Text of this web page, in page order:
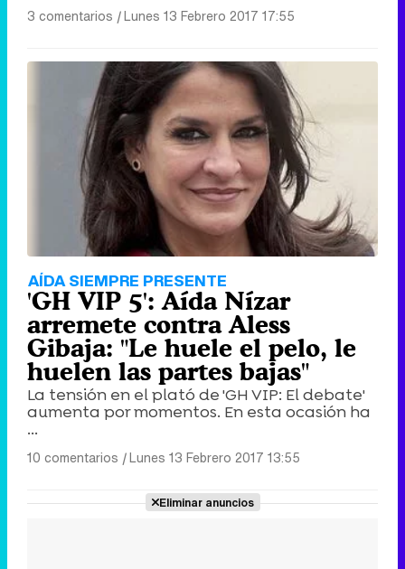
3 comentarios |Lunes 13 Febrero 2017 17:55
AÍDA SIEMPRE PRESENTE
'GH VIP 5': Aída Nízar
arremete contra Aless
Gibaja: "Le huele el pelo, le
huelen las partes bajas"
La tensión en el plató de 'GH VIP: El debate'
aumenta por momentos. En esta ocasión ha
...
10 comentarios |Lunes 13 Febrero 2017 13:55
Eliminar anuncios